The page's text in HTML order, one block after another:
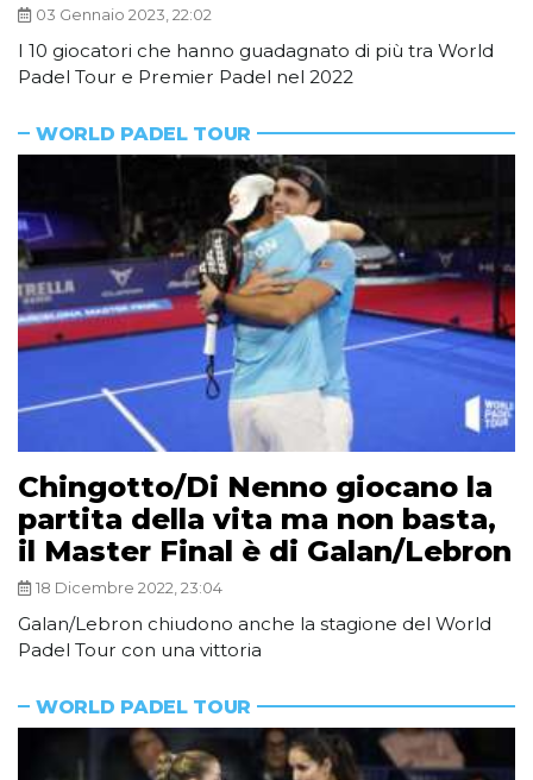
03 Gennaio 2023, 22:02
I 10 giocatori che hanno guadagnato di più tra World
Padel Tour e Premier Padel nel 2022
WORLD PADEL TOUR
Chingotto/Di Nenno giocano la
partita della vita ma non basta,
il Master Final è di Galan/Lebron
18 Dicembre 2022, 23:04
Galan/Lebron chiudono anche la stagione del World
Padel Tour con una vittoria
WORLD PADEL TOUR